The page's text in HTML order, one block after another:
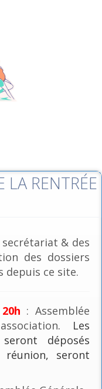
LA RENTRÉE
& des
des dossiers
ce site.
: Assemblée
. Les
déposés
seront